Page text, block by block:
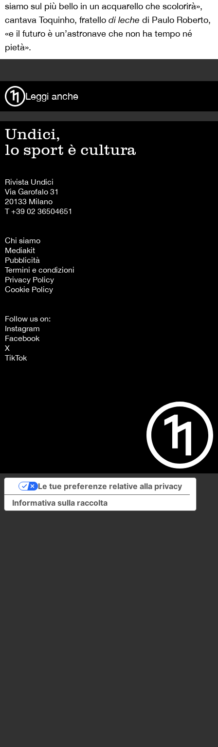
siamo sul più bello in un acquarello che scolorirà»,
cantava Toquinho, fratello di leche di Paulo Roberto,
«e il futuro è un’astronave che non ha tempo né
pietà».
Leggi anche
Undici,
lo sport è cultura
Rivista Undici
Via Garofalo 31
20133 Milano
T +39 02 36504651
Chi siamo
Mediakit
Pubblicità
Termini e condizioni
Privacy Policy
Cookie Policy
Follow us on:
Instagram
Facebook
X
TikTok
Informativa sulla raccolta
Le tue preferenze relative alla privacy